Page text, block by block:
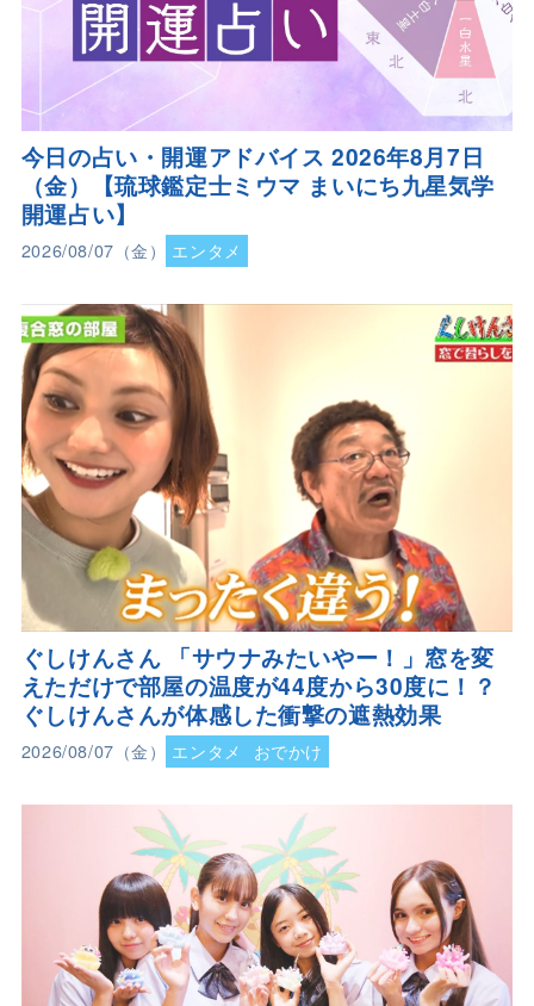
今日の占い・開運アドバイス 2026年8月7日
（金）【琉球鑑定士ミウマ まいにち九星気学
開運占い】
2026/08/07（金） エンタメ
ぐしけんさん 「サウナみたいやー！」窓を変
えただけで部屋の温度が44度から30度に！？
ぐしけんさんが体感した衝撃の遮熱効果
2026/08/07（金） エンタメ おでかけ